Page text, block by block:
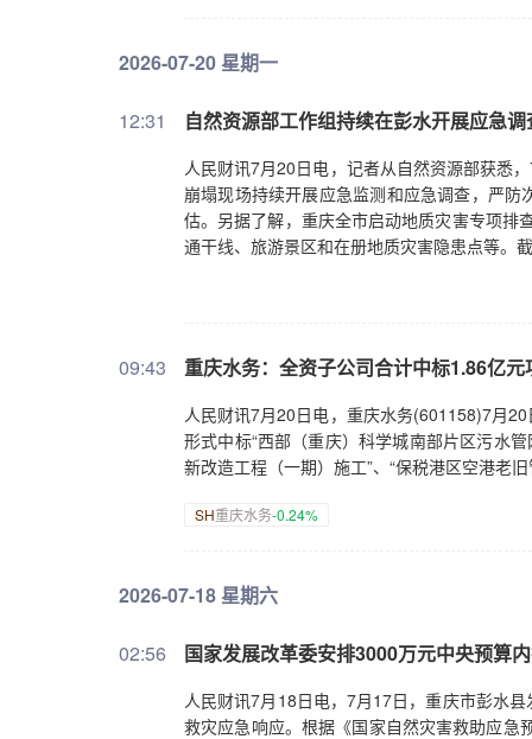
2026-07-20 星期一
12:31 自然资源部工作组持续在彭水开展应急
人民财讯7月20日电，记者从自然资源部获悉
崩塌现场持续开展应急监测和应急调查，严
估。另据了解，重庆全市启动地质灾害专项排
通干线、旅游景区和在册地质灾害隐患点等。
09:43 重庆水务：全资子公司合计中标1.86亿元
人民财讯7月20日电，重庆水务(601158)7月
形式中标“西部（重庆）科学城南部片区污水
新改造工程（一期）施工”、“保税港区空港老
SH重庆水务-0.24%
2026-07-18 星期六
02:56 国家发展改革委安排3000万元中央预算
人民财讯7月18日电，7月17日，重庆市彭水
救灾应急响应。根据《国家自然灾害救助应